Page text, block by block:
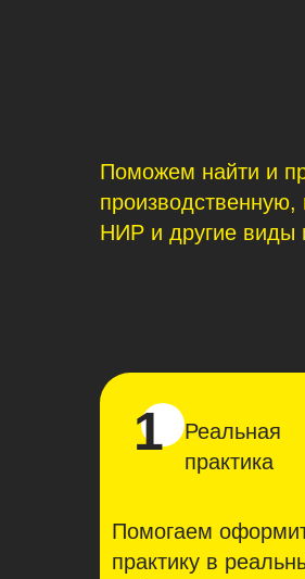
Поможем найти и
НИР и другие виды
Реальная
практика
1
Помогаем
практику в